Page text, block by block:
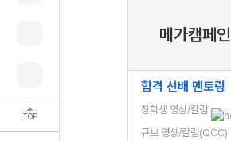
TOP
메가캠페인
합격 선배 멘토링
장학생 영상/칼럼
큐브 영상/칼럼(QCC)